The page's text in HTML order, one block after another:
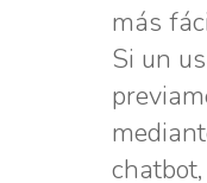
más
Si un